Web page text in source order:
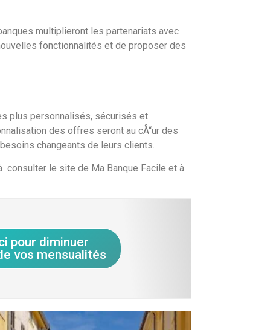
multiplieront les partenariats avec
fonctionnalités et de proposer des
plus personnalisés, sécurisés et
des offres seront au cÅ“ur des
changeants de leurs clients.
consulter le site de Ma Banque Facile et à
pour diminuer
vos mensualités